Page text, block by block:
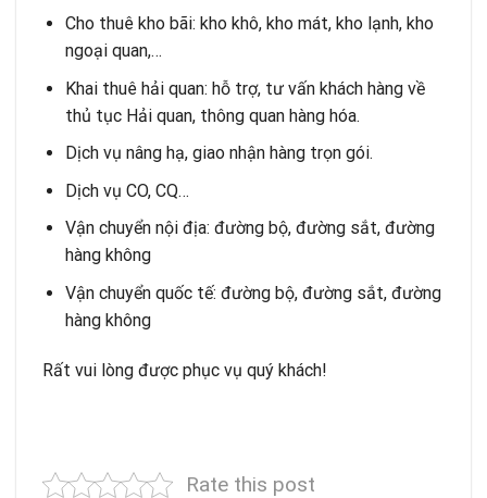
Cho thuê kho bãi: kho khô, kho mát, kho lạnh, kho
ngoại quan,…
Khai thuê hải quan: hỗ trợ, tư vấn khách hàng về
thủ tục Hải quan, thông quan hàng hóa.
Dịch vụ nâng hạ, giao nhận hàng trọn gói.
Dịch vụ CO, CQ…
Vận chuyển nội địa: đường bộ, đường sắt, đường
hàng không
Vận chuyển quốc tế: đường bộ, đường sắt, đường
hàng không
Rất vui lòng được phục vụ quý khách!
Rate this post